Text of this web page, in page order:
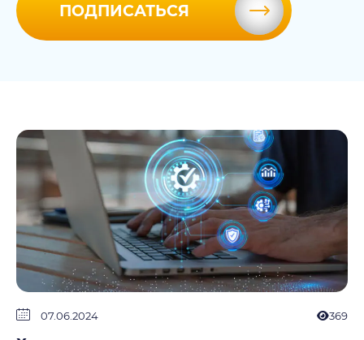
ПОДПИСАТЬСЯ
07.06.2024 369